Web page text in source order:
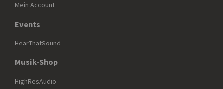
Mein Account
Events
HearThatSound
Musik-Shop
HighResAudio